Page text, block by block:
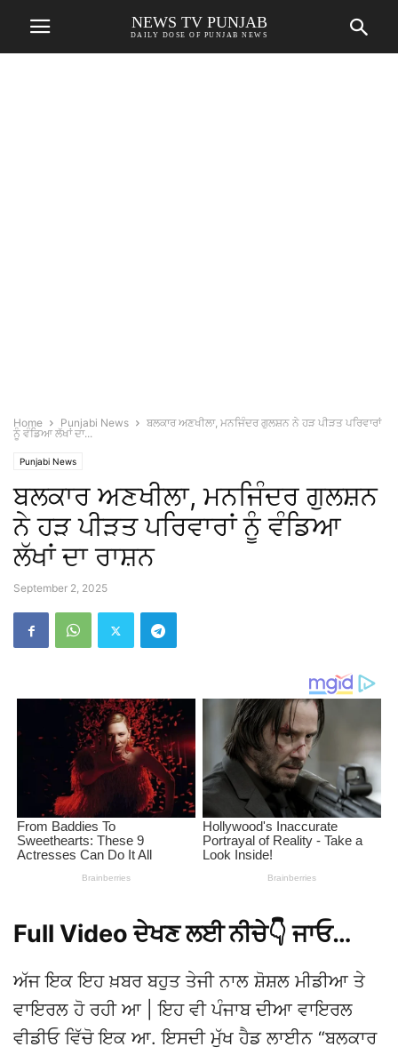
NEWS TV PUNJAB
DAILY DOSE OF PUNJAB NEWS
Home Punjabi News
ਬਲਕਾਰ ਅਣਖੀਲਾ, ਮਨਜਿੰਦਰ ਗੁਲਸ਼ਨ ਨੇ ਹੜ ਪੀੜਤ ਪਰਿਵਾਰਾਂ
ਨੂੰ ਵੰਡਿਆ ਲੱਖਾਂ ਦਾ...
Punjabi News
ਬਲਕਾਰ ਅਣਖੀਲਾ, ਮਨਜਿੰਦਰ ਗੁਲਸ਼ਨ
ਨੇ ਹੜ ਪੀੜਤ ਪਰਿਵਾਰਾਂ ਨੂੰ ਵੰਡਿਆ
ਲੱਖਾਂ ਦਾ ਰਾਸ਼ਨ
September 2, 2025
Full Video ਦੇਖਣ ਲਈ ਨੀਚੇ👇 ਜਾਓ…
ਅੱਜ ਇਕ ਇਹ ਖ਼ਬਰ ਬਹੁਤ ਤੇਜੀ ਨਾਲ ਸ਼ੋਸ਼ਲ ਮੀਡੀਆ ਤੇ
ਵਾਇਰਲ ਹੋ ਰਹੀ ਆ | ਇਹ ਵੀ ਪੰਜਾਬ ਦੀਆ ਵਾਇਰਲ
ਵੀਡੀਓ ਵਿੱਚੋ ਇਕ ਆ. ਇਸਦੀ ਮੁੱਖ ਹੈਡ ਲਾਈਨ “ਬਲਕਾਰ